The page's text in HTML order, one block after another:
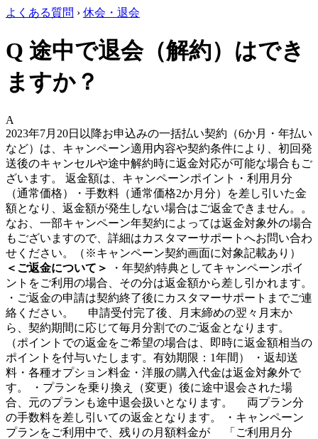
よくある質問 › 休会・退会
Q 途中で退会（解約）はでき
ますか？
A
2023年7月20日以降お申込みの一括払い契約（6か月・年払い
など）は、キャンペーン適用内容や契約条件により、初回発
送後のキャンセルや途中解約時に返金対応が可能な場合もご
ざいます。 返金額は、キャンペーンポイント・利用月分
（通常価格）・手数料（通常価格2か月分）を差し引いた金
額となり、返金額が発生しない場合はご返金できません。。
なお、一部キャンペーン年契約によっては返金対象外の場合
もございますので、詳細はカスタマーサポートへお問い合わ
せください。（※キャンペーン契約画面に対象記載あり）
＜ご返金について＞
・年契約特典としてキャンペーンポイ
ントをご利用の場合、その分は返金額から差し引かれます。
・ご返金の申請は契約終了後にカスタマーサポートまでご連
絡ください。 申請受付完了後、月末締めの翌々月末か
ら、契約期間に応じて毎月分割でのご返金となります。
（ポイントでの返金をご希望の場合は、即時に返金額相当の
ポイントを付与いたします。有効期限：1年間） ・返却送
料・各種オプション料金・洋服の購入代金は返金対象外で
す。 ・プランを乗り換え（変更）後に途中退会された場
合、元のプランも途中退会扱いとなります。 両プラン分
の手数料を差し引いての返金となります。 ・キャンペーン
プランをご利用中で、残りの月額料金が 「ご利用月分